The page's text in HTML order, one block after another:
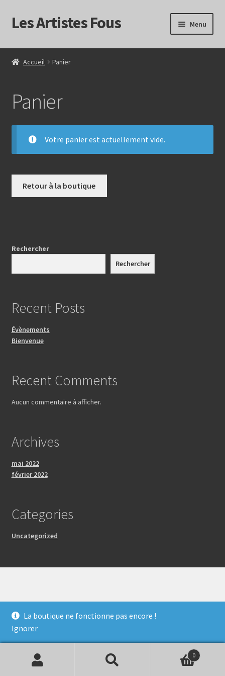
La boutique ne fonctionne pas encore !
Ignorer
Aller
à
navigation
Aller
au
Les Artistes Fous Menu
Accueil
Publications – Commandes
Panier
Mentions Légales
Mon compte
Accueil Panier
Panier
Votre panier est actuellement vide.
Retour à la boutique
Rechercher
Rechercher
Recent Posts
Évènements
Bienvenue
Recent Comments
Aucun commentaire à afficher.
Archives
mai 2022
février 2022
Categories
Uncategorized
Mentions Légales
Built with WooCommerce
Recherche
Recherche
0